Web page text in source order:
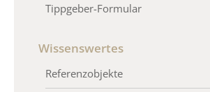
Tippgeber-Formular
Wissenswertes
Referenzobjekte